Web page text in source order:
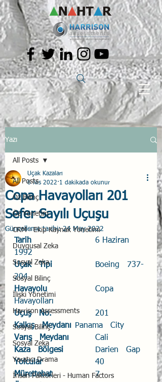
Yazı
All Posts
Öz Bilinç
Öz Yönetim
CRM - Ekip Kaynak Yönetimi
Duygusal Zeka
Sosyal Zeka
Sosyal Bilinç
İlişki Yönetimi
Harrison Assessments
Sosyal Bilinç
Sosyal Zeka
Yaratıcı Drama
İnsan Faktörleri - Human Factors
All Posts
Copa Havayolları 201
Sefer Sayılı Uçuşu
Uçak Kazaları
6 Nis 2022 1 dakikada okunur
Güncelleme tarihi:24 May 2022
Tarih
1992
Uçak   Tipi
204
Havayolu
Havayolları
Uçuş   No.
			201
Kalkış   Meydanı
	Panama   City
Varış   Meydanı
		Cali
Kaza   Bölgesi
		Darien   Gap
Yolcular
			40
Mürettebat
			7